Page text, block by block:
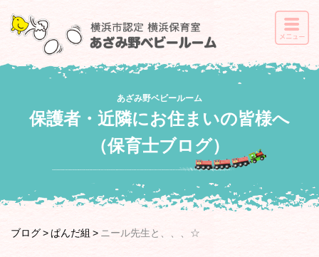
あざみ野ベビールーム
保護者・近隣にお住まいの皆様へ
（保育士ブログ）
ブログ ぱんだ組 ニール先生と、、、☆